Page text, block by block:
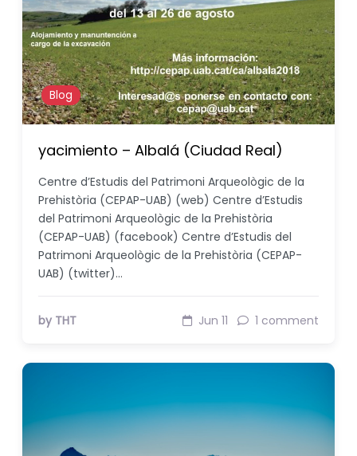
Blog
yacimiento – Albalá (Ciudad Real)
Centre d’Estudis del Patrimoni Arqueològic de la
Prehistòria (CEPAP-UAB) (web) Centre d’Estudis
del Patrimoni Arqueològic de la Prehistòria
(CEPAP-UAB) (facebook) Centre d’Estudis del
Patrimoni Arqueològic de la Prehistòria (CEPAP-
UAB) (twitter)…
by THT Jun 11 1 comment